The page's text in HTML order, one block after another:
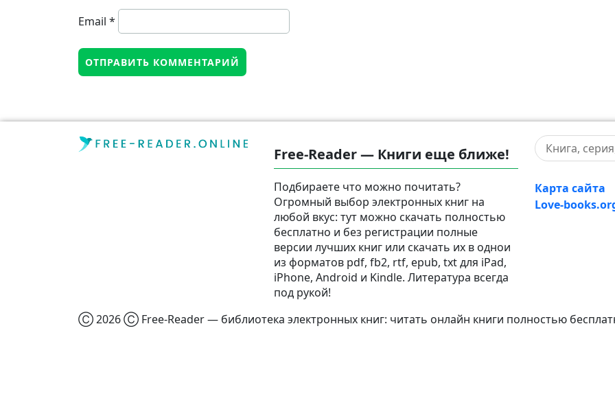
Email *
Free-Reader — Книги еще ближе!
Подбираете что можно почитать?
Огромный выбор электронных книг на
любой вкус: тут можно скачать полностью
бесплатно и без регистрации полные
версии лучших книг или скачать их в однои
из форматов pdf, fb2, rtf, epub, txt для iPad,
iPhone, Android и Kindle. Литература всегда
под рукой!
Карта сайта
Love-
Ⓒ 2026 Ⓒ Free-Reader — библиотека электронных книг: читать онлайн книги полностью